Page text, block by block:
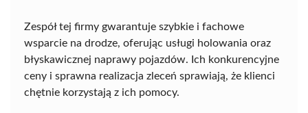
Zespół tej firmy gwarantuje szybkie i fachowe
wsparcie na drodze, oferując usługi holowania oraz
błyskawicznej naprawy pojazdów. Ich konkurencyjne
ceny i sprawna realizacja zleceń sprawiają, że klienci
chętnie korzystają z ich pomocy.